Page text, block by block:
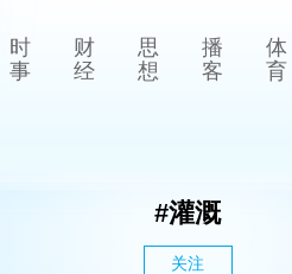
时
事
财
经
思
想
播
客
体
育
#灌溉
关注